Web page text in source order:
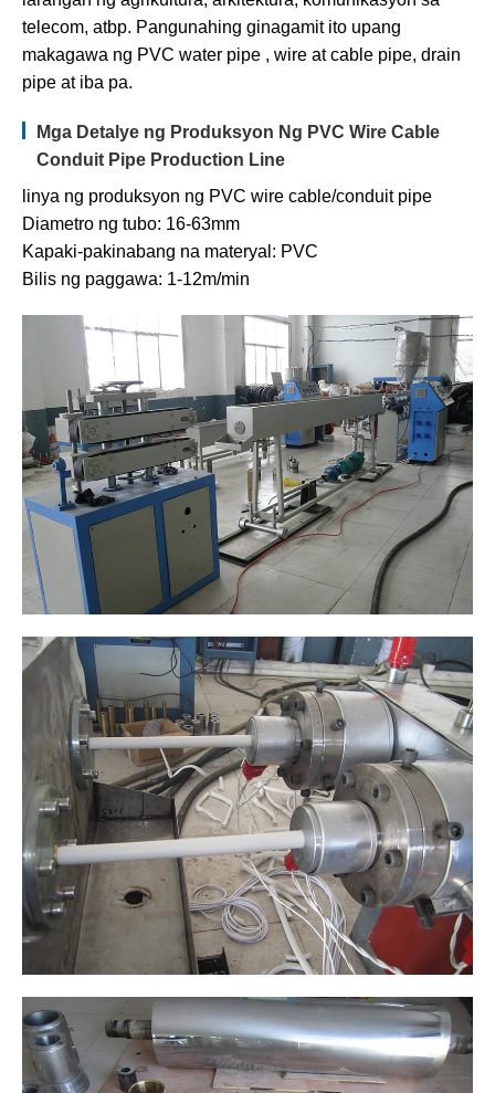
telecom, atbp. Pangunahing ginagamit ito upang
makagawa ng PVC water pipe , wire at cable pipe, drain
pipe at iba pa.
Mga Detalye ng Produksyon Ng PVC Wire Cable
Conduit Pipe Production Line
linya ng produksyon ng PVC wire cable/conduit pipe
Diametro ng tubo: 16-63mm
Kapaki-pakinabang na materyal: PVC
Bilis ng paggawa: 1-12m/min